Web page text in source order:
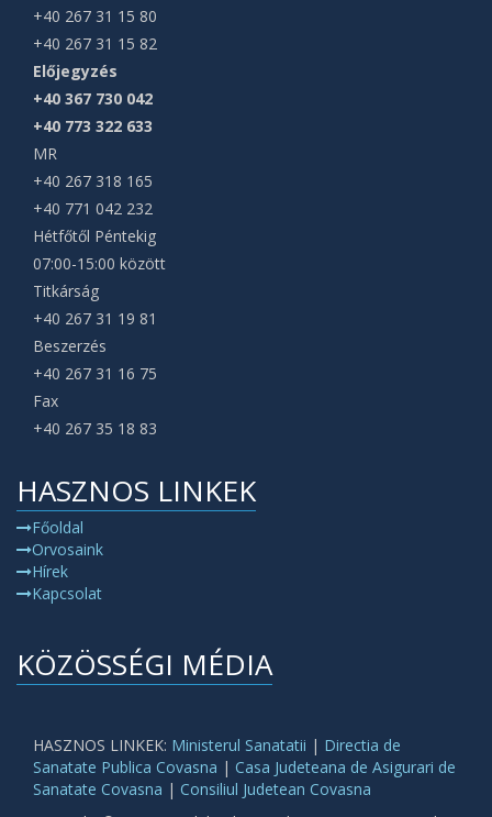
+40 267 31 15 80
+40 267 31 15 82
Előjegyzés
+40 367 730 042
+40 773 322 633
MR
+40 267 318 165
+40 771 042 232
Hétfőtől Péntekig
07:00-15:00 között
Titkárság
+40 267 31 19 81
Beszerzés
+40 267 31 16 75
Fax
+40 267 35 18 83
HASZNOS LINKEK
Főoldal
Orvosaink
Hírek
Kapcsolat
KÖZÖSSÉGI MÉDIA
HASZNOS LINKEK: Ministerul Sanatatii | Directia de
Sanatate Publica Covasna | Casa Judeteana de Asigurari de
Sanatate Covasna | Consiliul Judetean Covasna